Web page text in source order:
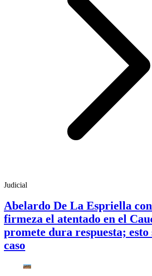
Judicial
Abelardo De La Espriella
firmeza el atentado en el
promete dura respuesta; esto
caso